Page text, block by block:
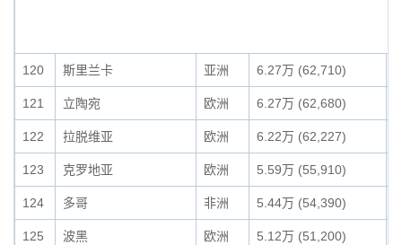
120 斯里兰卡 亚洲 6.27万 (62,710)
121 立陶宛 欧洲 6.27万 (62,680)
122 拉脱维亚 欧洲 6.22万 (62,227)
123 克罗地亚 欧洲 5.59万 (55,910)
124 多哥 非洲 5.44万 (54,390)
125 波黑 欧洲 5.12万 (51,200)